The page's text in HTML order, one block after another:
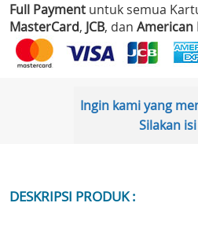
Full Payment untuk semua
MasterCard, JCB, dan American
Ingin kami yang
Silakan
DESKRIPSI PRODUK :